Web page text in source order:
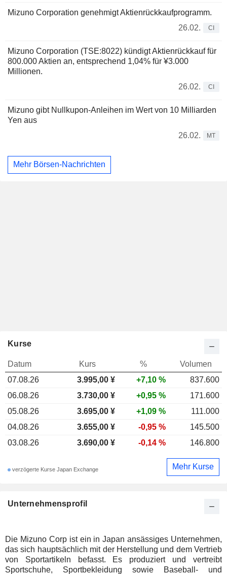
Mizuno Corporation genehmigt Aktienrückkaufprogramm.
26.02.
CI
Mizuno Corporation (TSE:8022) kündigt Aktienrückkauf für
800.000 Aktien an, entsprechend 1,04% für ¥3.000
Millionen.
26.02.
CI
Mizuno gibt Nullkupon-Anleihen im Wert von 10 Milliarden
Yen aus
26.02.
MT
Mehr Börsen-Nachrichten
Unternehmensprofil
Die Mizuno Corp ist ein in Japan ansässiges Unternehmen,
das sich hauptsächlich mit der Herstellung und dem Vertrieb
von Sportartikeln befasst. Es produziert und vertreibt
Sportschuhe, Sportbekleidung sowie Baseball- und
Kurse
Datum Kurs %
Volumen
07.08.26
3.995,00 ¥ +7,10 %
837.600
06.08.26
3.730,00 ¥ +0,95 %
171.600
05.08.26
3.695,00 ¥ +1,09 %
111.000
04.08.26
3.655,00 ¥ -0,95 %
145.500
03.08.26
3.690,00 ¥ -0,14 % 146.800
verzögerte Kurse Japan Exchange Mehr Kurse